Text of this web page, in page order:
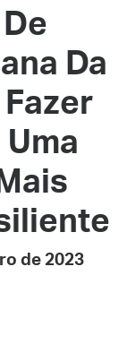
Da
de 2023